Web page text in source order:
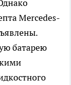
Mercedes-
батарею